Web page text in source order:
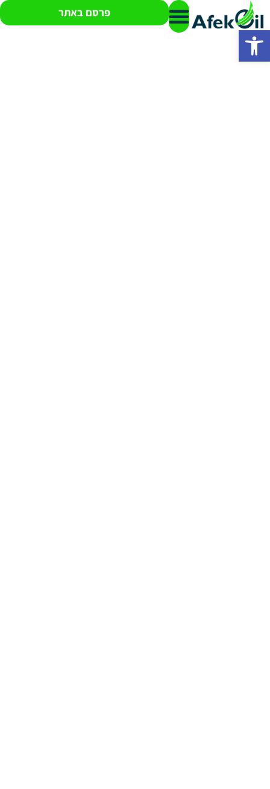
פתח סרגל נגישות
פרסם באתר